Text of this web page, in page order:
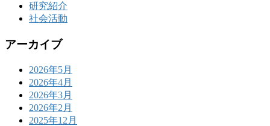
研究紹介
社会活動
アーカイブ
2026年5月
2026年4月
2026年3月
2026年2月
2025年12月